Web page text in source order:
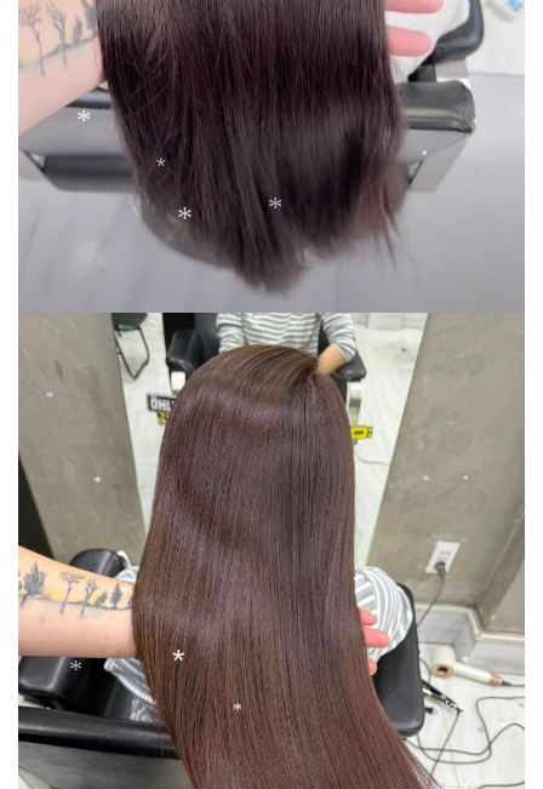
*
*
*
*
* *
*